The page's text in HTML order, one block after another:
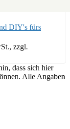
DIY's fürs
zzgl.
dass sich hier
Alle Angaben